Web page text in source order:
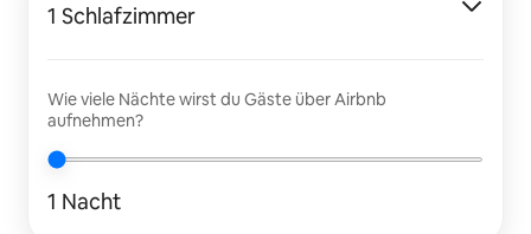
1 Schlafzimmer
Wie viele Nächte wirst du Gäste über Airbnb
aufnehmen?
1 Nacht